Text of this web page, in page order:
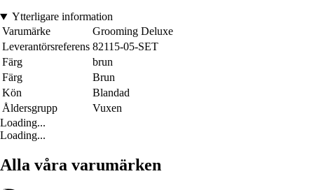
Ytterligare information
Varumärke
Grooming Deluxe
Leverantörsreferens 82115-05-SET
Färg
brun
Färg
Brun
Kön
Blandad
Åldersgrupp
Vuxen
Loading...
Loading...
Alla våra varumärken